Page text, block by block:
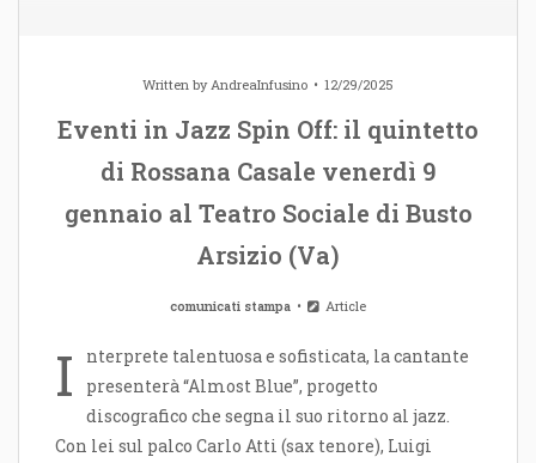
Written byAndreaInfusino 12/29/2025
Eventi in Jazz Spin Off: il quintetto
di Rossana Casale venerdì 9
gennaio al Teatro Sociale di Busto
Arsizio (Va)
comunicati stampa Article
I
nterprete talentuosa e sofisticata, la cantante
presenterà “Almost Blue”, progetto
discografico che segna il suo ritorno al jazz.
Con lei sul palco Carlo Atti (sax tenore), Luigi